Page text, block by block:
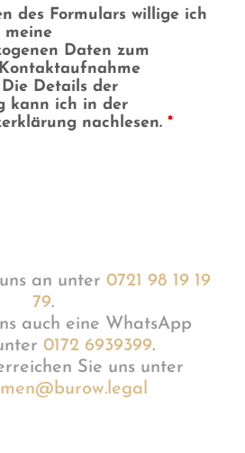
des Formulars willige ich
meine
Daten zum
Details der
kann ich in der
nachlesen. *
an unter 0721 98 19 19
79.
auch eine WhatsApp
0172 6939399.
Sie uns unter